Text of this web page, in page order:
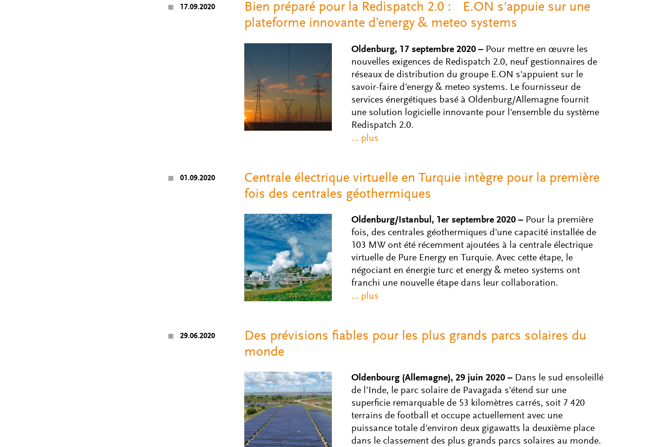
17.09.2020
Bien préparé pour la Redispatch 2.0 : E.ON s'appuie sur une
plateforme innovante d’energy & meteo systems
Oldenburg, 17 septembre 2020 – Pour mettre en œuvre les
nouvelles exigences de Redispatch 2.0, neuf gestionnaires de
réseaux de distribution du groupe E.ON s'appuient sur le
savoir-faire d'energy & meteo systems. Le fournisseur de
services énergétiques basé à Oldenburg/Allemagne fournit
une solution logicielle innovante pour l'ensemble du système
Redispatch 2.0.
01.09.2020
Centrale électrique virtuelle en Turquie intègre pour la première
fois des centrales géothermiques
Oldenburg/Istanbul, 1er septembre 2020 – Pour la première
fois, des centrales géothermiques d'une capacité installée de
103 MW ont été récemment ajoutées à la centrale électrique
virtuelle de Pure Energy en Turquie. Avec cette étape, le
négociant en énergie turc et energy & meteo systems ont
franchi une nouvelle étape dans leur collaboration.
29.06.2020
Des prévisions fiables pour les plus grands parcs solaires du
monde
Oldenbourg (Allemagne), 29 juin 2020 – Dans le sud ensoleillé
de l'Inde, le parc solaire de Pavagada s'étend sur une
superficie remarquable de 53 kilomètres carrés, soit 7 420
terrains de football et occupe actuellement avec une
puissance totale d'environ deux gigawatts la deuxième place
dans le classement des plus grands parcs solaires au monde.